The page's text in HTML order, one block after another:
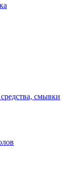
смывки